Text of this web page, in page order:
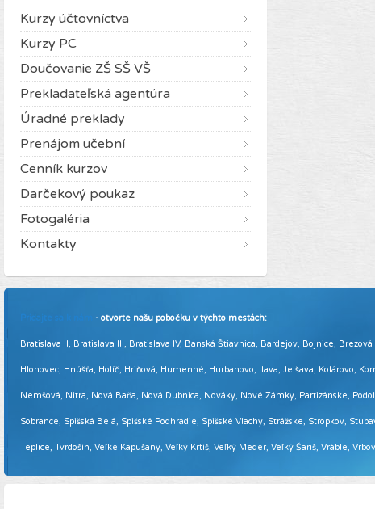
Kurzy účtovníctva
Kurzy PC
Doučovanie ZŠ SŠ VŠ
Prekladateľská agentúra
Úradné preklady
Prenájom učební
Cenník kurzov
Darčekový poukaz
Fotogaléria
Kontakty
Pridajte sa k nám - otvorte našu pobočku v týchto mestách:
Bratislava II, Bratislava III, Bratislava IV, Banská Štiavnica, Bardejov, Bojnice,
Hlohovec, Hnúšťa, Holíč, Hriňová, Humenné, Hurbanovo, Ilava, Jelšava, Kolárovo,
Nemšová, Nitra, Nová Baňa, Nová Dubnica, Nováky, Nové Zámky, Partizánske,
Sobrance, Spišská Belá, Spišské Podhradie, Spišské Vlachy, Strážske, Stropkov,
Teplice, Tvrdošín, Veľké Kapušany, Veľký Krtíš, Veľký Meder, Veľký Šariš, Vráble,